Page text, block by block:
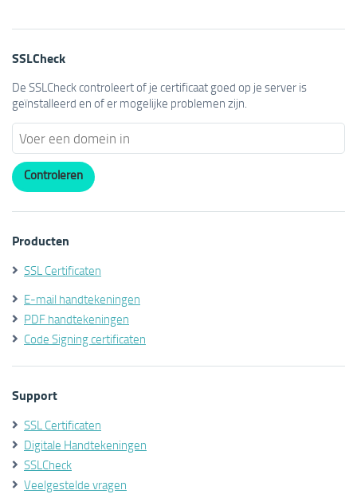
SSLCheck
De SSLCheck controleert of je certificaat goed op je server is
geïnstalleerd en of er mogelijke problemen zijn.
Producten
SSL Certificaten
E-mail handtekeningen
PDF handtekeningen
Code Signing certificaten
Support
SSL Certificaten
Digitale Handtekeningen
SSLCheck
Veelgestelde vragen